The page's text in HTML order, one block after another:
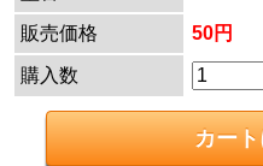
販売価格
50円
購入数